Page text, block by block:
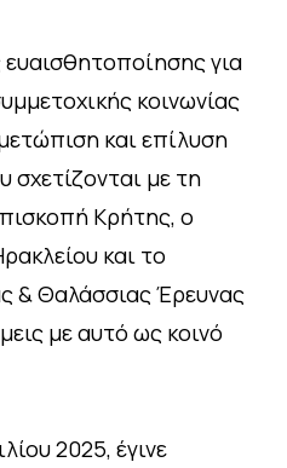
για
κοινωνίας
και επίλυση
με τη
Κρήτης, ο
και το
& Θαλάσσιας Έρευνας
με αυτό ως κοινό
2025, έγινε